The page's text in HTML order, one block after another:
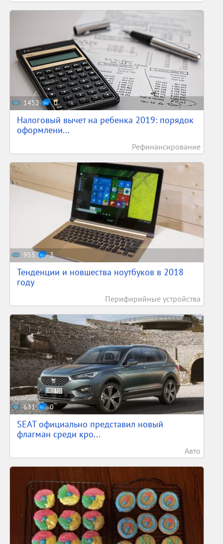
1452 0
Налоговый вычет на ребенка 2019: порядок
оформлени...
Рефинансирование
955 3
Тенденции и новшества ноутбуков в 2018
году
Перифирийные устройства
631 0
SEAT официально представил новый
флагман среди кро...
Авто